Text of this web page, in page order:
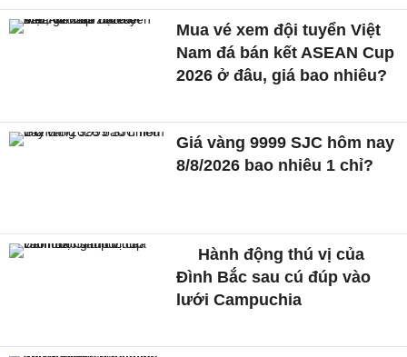
Mua vé xem đội tuyển Việt
Nam đá bán kết ASEAN Cup
2026 ở đâu, giá bao nhiêu?
Giá vàng 9999 SJC hôm nay
8/8/2026 bao nhiêu 1 chỉ?
Hành động thú vị của
Đình Bắc sau cú đúp vào
lưới Campuchia